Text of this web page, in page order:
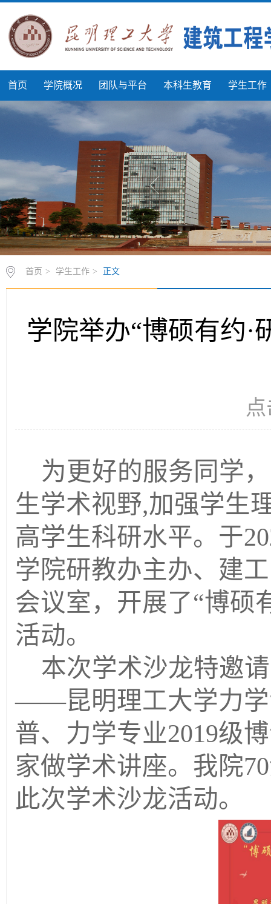
首页 学院概况 团队与平台 本科生教育 学生工作
首页 > 学生工作 > 正文
学院举办“博硕有约
为更好的服务同学
生学术视野,加强学生
高学生科研水平。于
学院研教办主办、建
会议室，开展了“博硕
活动。
本次学术沙龙特邀
——昆明理工大学力
普、力学专业2019级
家做学术讲座。我院70
此次学术沙龙活动。